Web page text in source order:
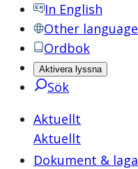
In English
Other
Ordbok
Aktivera lyssna
Sök
Aktuellt
Aktuellt
Dokument &